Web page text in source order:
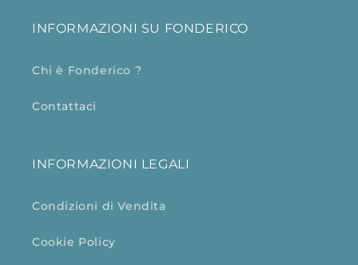
INFORMAZIONI SU FONDERICO
Chi è Fonderico ?
Contattaci
INFORMAZIONI LEGALI
Condizioni di Vendita
Cookie Policy